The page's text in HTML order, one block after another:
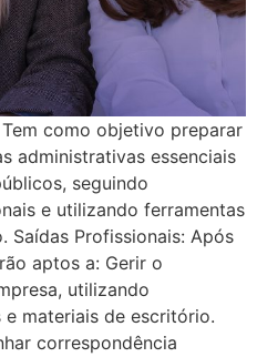
como objetivo preparar
administrativas essenciais
seguindo
e utilizando ferramentas
Saídas Profissionais: Após
aptos a: Gerir o
utilizando
materiais de escritório.
correspondência